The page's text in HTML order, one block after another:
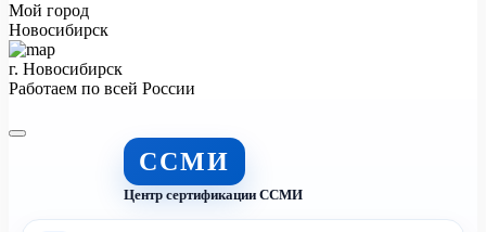
Мой город
Новосибирск
г. Новосибирск
Работаем по всей России
ССМИ
Центр сертификации ССМИ